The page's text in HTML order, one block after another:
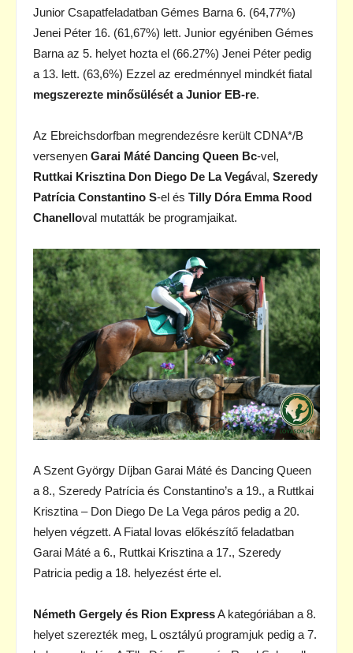
Junior Csapatfeladatban Gémes Barna 6. (64,77%)
Jenei Péter 16. (61,67%) lett. Junior egyéniben Gémes
Barna az 5. helyet hozta el (66.27%) Jenei Péter pedig
a 13. lett. (63,6%) Ezzel az eredménnyel mindkét fiatal
megszerezte minősülését a Junior EB-re.
Az Ebreichsdorfban megrendezésre került CDNA*/B
versenyen Garai Máté Dancing Queen Bc-vel,
Ruttkai Krisztina Don Diego De La Vegával, Szeredy
Patrícia Constantino S-el és Tilly Dóra Emma Rood
Chanelloval mutatták be programjaikat.
A Szent György Díjban Garai Máté és Dancing Queen
a 8., Szeredy Patrícia és Constantino’s a 19., a Ruttkai
Krisztina – Don Diego De La Vega páros pedig a 20.
helyen végzett. A Fiatal lovas előkészítő feladatban
Garai Máté a 6., Ruttkai Krisztina a 17., Szeredy
Patricia pedig a 18. helyezést érte el.
Németh Gergely és Rion ExpressA kategóriában a 8.
helyet szerezték meg, L osztályú programjuk pedig a 7.